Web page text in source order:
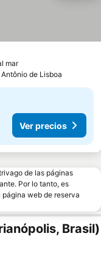
marVer precios
de Lisboa
Ver precios
de las páginas
Por lo tanto, es
web de reserva
Brasil)